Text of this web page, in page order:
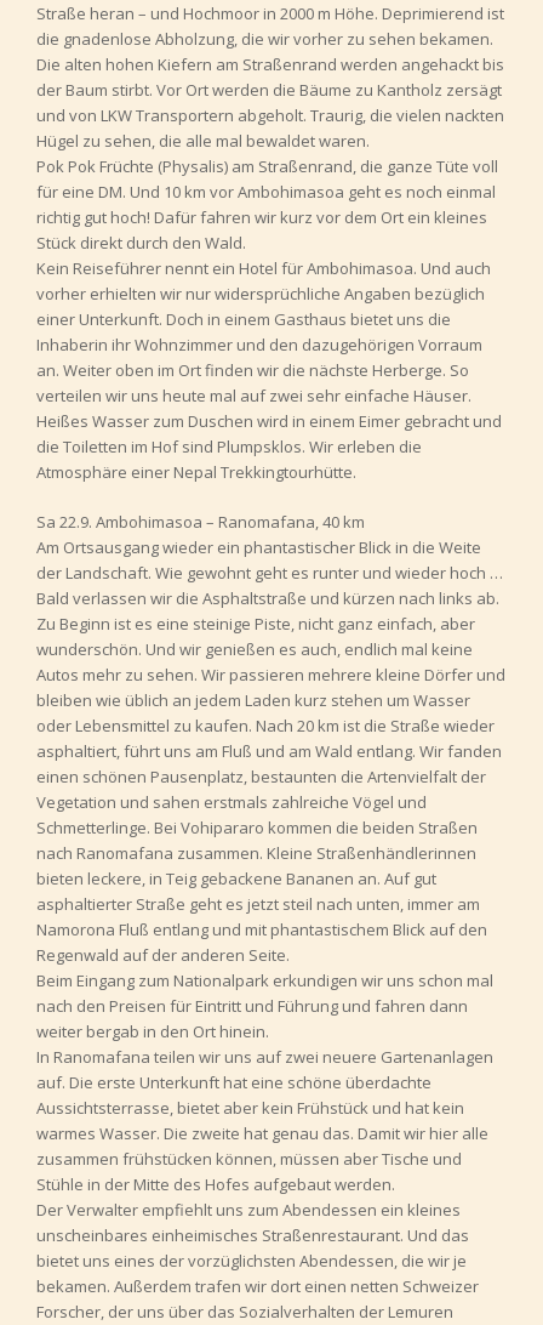
Straße heran – und Hochmoor in 2000 m Höhe. Deprimierend ist
die gnadenlose Abholzung, die wir vorher zu sehen bekamen.
Die alten hohen Kiefern am Straßenrand werden angehackt bis
der Baum stirbt. Vor Ort werden die Bäume zu Kantholz zersägt
und von LKW Transportern abgeholt. Traurig, die vielen nackten
Hügel zu sehen, die alle mal bewaldet waren.
Pok Pok Früchte (Physalis) am Straßenrand, die ganze Tüte voll
für eine DM. Und 10 km vor Ambohimasoa geht es noch einmal
richtig gut hoch! Dafür fahren wir kurz vor dem Ort ein kleines
Stück direkt durch den Wald.
Kein Reiseführer nennt ein Hotel für Ambohimasoa. Und auch
vorher erhielten wir nur widersprüchliche Angaben bezüglich
einer Unterkunft. Doch in einem Gasthaus bietet uns die
Inhaberin ihr Wohnzimmer und den dazugehörigen Vorraum
an. Weiter oben im Ort finden wir die nächste Herberge. So
verteilen wir uns heute mal auf zwei sehr einfache Häuser.
Heißes Wasser zum Duschen wird in einem Eimer gebracht und
die Toiletten im Hof sind Plumpsklos. Wir erleben die
Atmosphäre einer Nepal Trekkingtourhütte.
Sa 22.9. Ambohimasoa – Ranomafana, 40 km
Am Ortsausgang wieder ein phantastischer Blick in die Weite
der Landschaft. Wie gewohnt geht es runter und wieder hoch …
Bald verlassen wir die Asphaltstraße und kürzen nach links ab.
Zu Beginn ist es eine steinige Piste, nicht ganz einfach, aber
wunderschön. Und wir genießen es auch, endlich mal keine
Autos mehr zu sehen. Wir passieren mehrere kleine Dörfer und
bleiben wie üblich an jedem Laden kurz stehen um Wasser
oder Lebensmittel zu kaufen. Nach 20 km ist die Straße wieder
asphaltiert, führt uns am Fluß und am Wald entlang. Wir fanden
einen schönen Pausenplatz, bestaunten die Artenvielfalt der
Vegetation und sahen erstmals zahlreiche Vögel und
Schmetterlinge. Bei Vohipararo kommen die beiden Straßen
nach Ranomafana zusammen. Kleine Straßenhändlerinnen
bieten leckere, in Teig gebackene Bananen an. Auf gut
asphaltierter Straße geht es jetzt steil nach unten, immer am
Namorona Fluß entlang und mit phantastischem Blick auf den
Regenwald auf der anderen Seite.
Beim Eingang zum Nationalpark erkundigen wir uns schon mal
nach den Preisen für Eintritt und Führung und fahren dann
weiter bergab in den Ort hinein.
In Ranomafana teilen wir uns auf zwei neuere Gartenanlagen
auf. Die erste Unterkunft hat eine schöne überdachte
Aussichtsterrasse, bietet aber kein Frühstück und hat kein
warmes Wasser. Die zweite hat genau das. Damit wir hier alle
zusammen frühstücken können, müssen aber Tische und
Stühle in der Mitte des Hofes aufgebaut werden.
Der Verwalter empfiehlt uns zum Abendessen ein kleines
unscheinbares einheimisches Straßenrestaurant. Und das
bietet uns eines der vorzüglichsten Abendessen, die wir je
bekamen. Außerdem trafen wir dort einen netten Schweizer
Forscher, der uns über das Sozialverhalten der Lemuren